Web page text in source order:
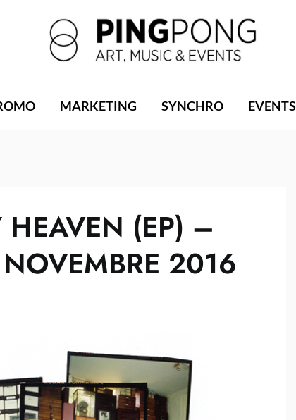
MARKETING SYNCHRO EVENTS
(EP) –
2016